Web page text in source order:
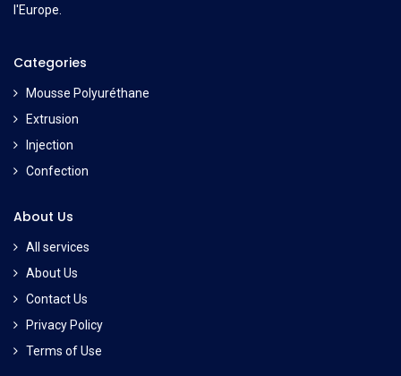
l'Europe.
Categories
Mousse Polyuréthane
Extrusion
Injection
Confection
About Us
All services
About Us
Contact Us
Privacy Policy
Terms of Use